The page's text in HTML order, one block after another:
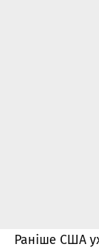
Раніше США